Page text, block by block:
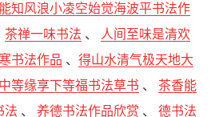
知风浪小凌空始觉海波平书法作
茶禅一味书法 、 人间至味是清欢
书法作品 、得山水清气极天地大
等缘享下等福书法草书 、茶香能
法 、养德书法作品欣赏 、德书法